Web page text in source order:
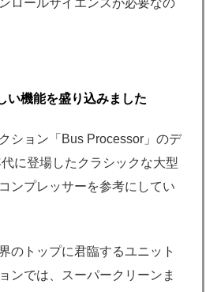
ロールサイエンスが必要なの
い機能を盛り込みました
ション「Bus Processor」のデ
に登場したクラシックな大型
ンプレッサーを参考にしてい
のトップに君臨するユニット
ンでは、スーパークリーンま